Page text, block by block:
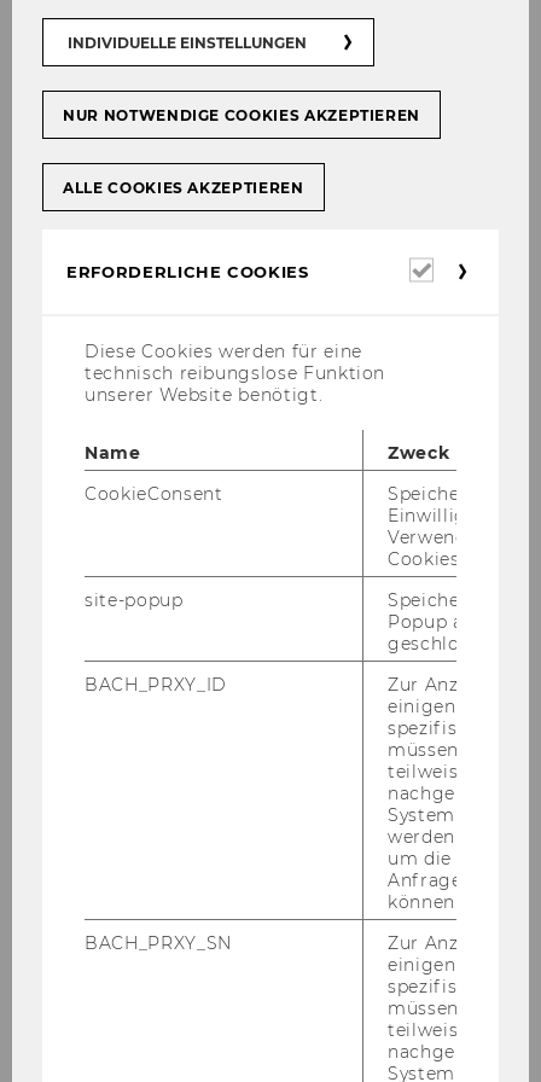
satz.
INDIVIDUELLE EINSTELLUNGEN
NUR NOTWENDIGE COOKIES AKZEPTIEREN
ALLE COOKIES AKZEPTIEREN
ERFORDERLICHE COOKIES
Diese Cookies werden für eine
technisch reibungslose Funktion
unserer Website benötigt.
Name
Zweck
CookieConsent
Speichert Ihre
Einwilligung zur
Verwendung von
Cookies.
site-popup
Speichert ob ein
Popup
geschlossen
BACH_PRXY_ID
Zur Anzeige von
einigen WU-
spezifischen
müssen
teilweise von
nachgelagerten
System
werden.
um die Antwort
Anfrage
können.
BACH_PRXY_SN
Zur Anzeige von
einigen WU-
spezifischen
müssen
teilweise von
nachgelagerten
System